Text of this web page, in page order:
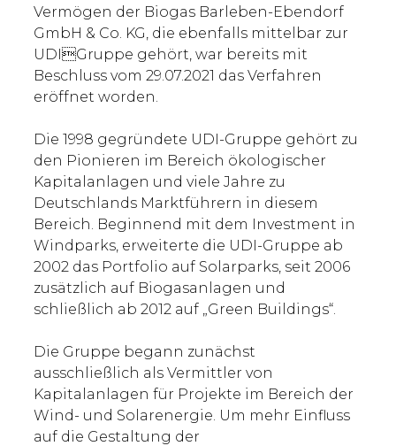
Vermögen der Biogas Barleben-Ebendorf
GmbH & Co. KG, die ebenfalls mittelbar zur
UDIGruppe gehört, war bereits mit
Beschluss vom 29.07.2021 das Verfahren
eröffnet worden.
Die 1998 gegründete UDI-Gruppe gehört zu
den Pionieren im Bereich ökologischer
Kapitalanlagen und viele Jahre zu
Deutschlands Marktführern in diesem
Bereich. Beginnend mit dem Investment in
Windparks, erweiterte die UDI-Gruppe ab
2002 das Portfolio auf Solarparks, seit 2006
zusätzlich auf Biogasanlagen und
schließlich ab 2012 auf „Green Buildings“.
Die Gruppe begann zunächst
ausschließlich als Vermittler von
Kapitalanlagen für Projekte im Bereich der
Wind- und Solarenergie. Um mehr Einfluss
auf die Gestaltung der